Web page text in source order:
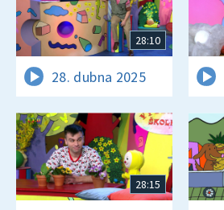
28:10
28. dubna 2025
28:15